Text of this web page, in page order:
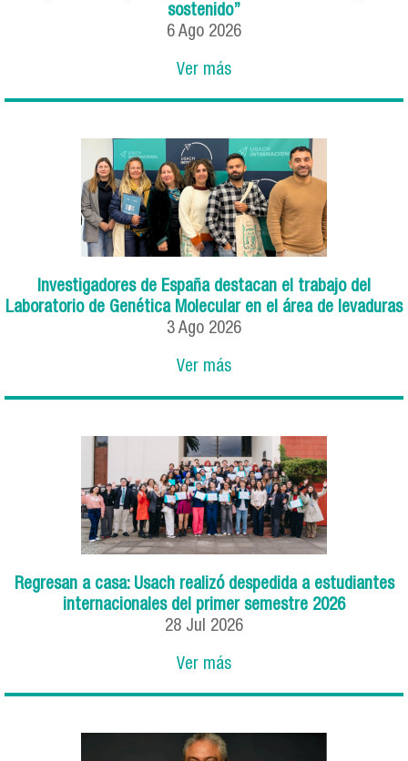
sostenido”
6 Ago 2026
Ver más
Investigadores de España destacan el trabajo del
Laboratorio de Genética Molecular en el área de levaduras
3 Ago 2026
Ver más
Regresan a casa: Usach realizó despedida a estudiantes
internacionales del primer semestre 2026
28 Jul 2026
Ver más